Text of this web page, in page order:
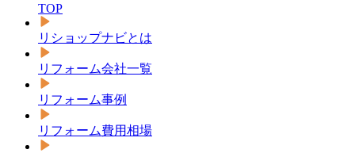
TOP
リショップナビとは
リフォーム会社一覧
リフォーム事例
リフォーム費用相場